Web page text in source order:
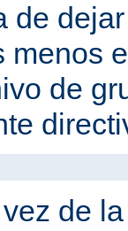
de
menos
de
de